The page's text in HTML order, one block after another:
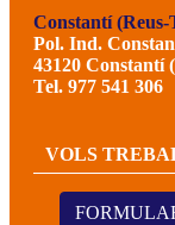
Constantí
Pol. Ind.
43120 Constantí
Tel. 977 541 306
VOLS